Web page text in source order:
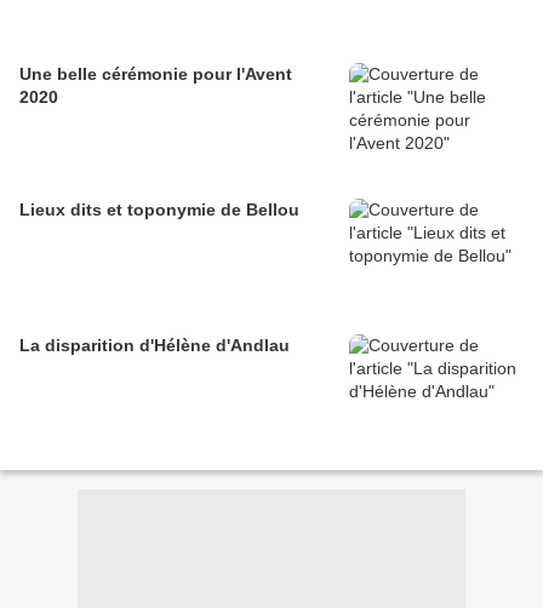
Une belle cérémonie pour l'Avent
2020
Lieux dits et toponymie de Bellou
La disparition d'Hélène d'Andlau